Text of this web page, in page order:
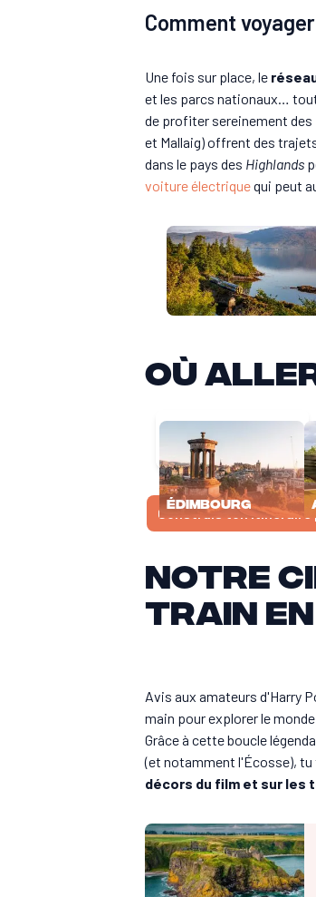
Comment
Une fois sur place, le
et les parcs nationaux…
de profiter sereinement des
et Mallaig) offrent des
dans le pays des Highlands
voiture électriquequi peut
Où aller
Ligne à grande vitesse
Ligne principale
Ligne secondaire
Édimbourg
Construis ton itinéraire
Notre
train en
Avis aux amateurs d'Harry
main pour explorer le
Grâce à cette boucle
(et notamment l'Écosse),
décors du film et sur les